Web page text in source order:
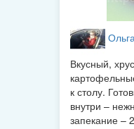
Ольга
Вкусный,
к столу.
внутри –
запекание –